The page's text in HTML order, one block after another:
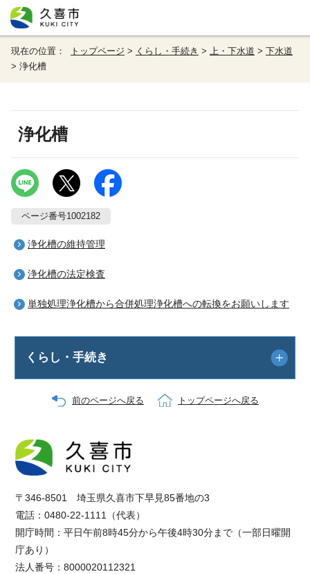
現在の位置： トップページ > くらし・手続き > 上・下水道 > 下水道
> 浄化槽
浄化槽
ページ番号1002182
浄化槽の維持管理
浄化槽の法定検査
単独処理浄化槽から合併処理浄化槽への転換をお願いします
くらし・手続き
前のページへ戻る トップページへ戻る
〒346-8501 埼玉県久喜市下早見85番地の3
電話：0480-22-1111（代表）
開庁時間：平日午前8時45分から午後4時30分まで（一部日曜開
庁あり）
法人番号：8000020112321